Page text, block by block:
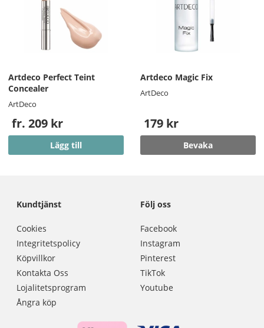
Artdeco Perfect Teint
Concealer
ArtDeco
fr. 209 kr
Lägg till
Artdeco Magic Fix
ArtDeco
179 kr
Bevaka
Kundtjänst
Cookies
Integritetspolicy
Köpvillkor
Kontakta Oss
Lojalitetsprogram
Ångra köp
Följ oss
Facebook
Instagram
Pinterest
TikTok
Youtube